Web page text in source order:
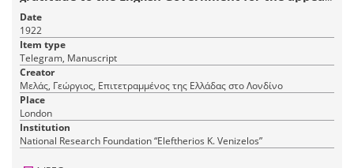
on behalf of the refugees.
Date
1922
Item type
Telegram, Manuscript
Creator
Μελάς, Γεώργιος, Επιτετραμμένος της Ελλάδας στο Λονδίνο
Place
London
Institution
National Research Foundation “Eleftherios K. Venizelos”